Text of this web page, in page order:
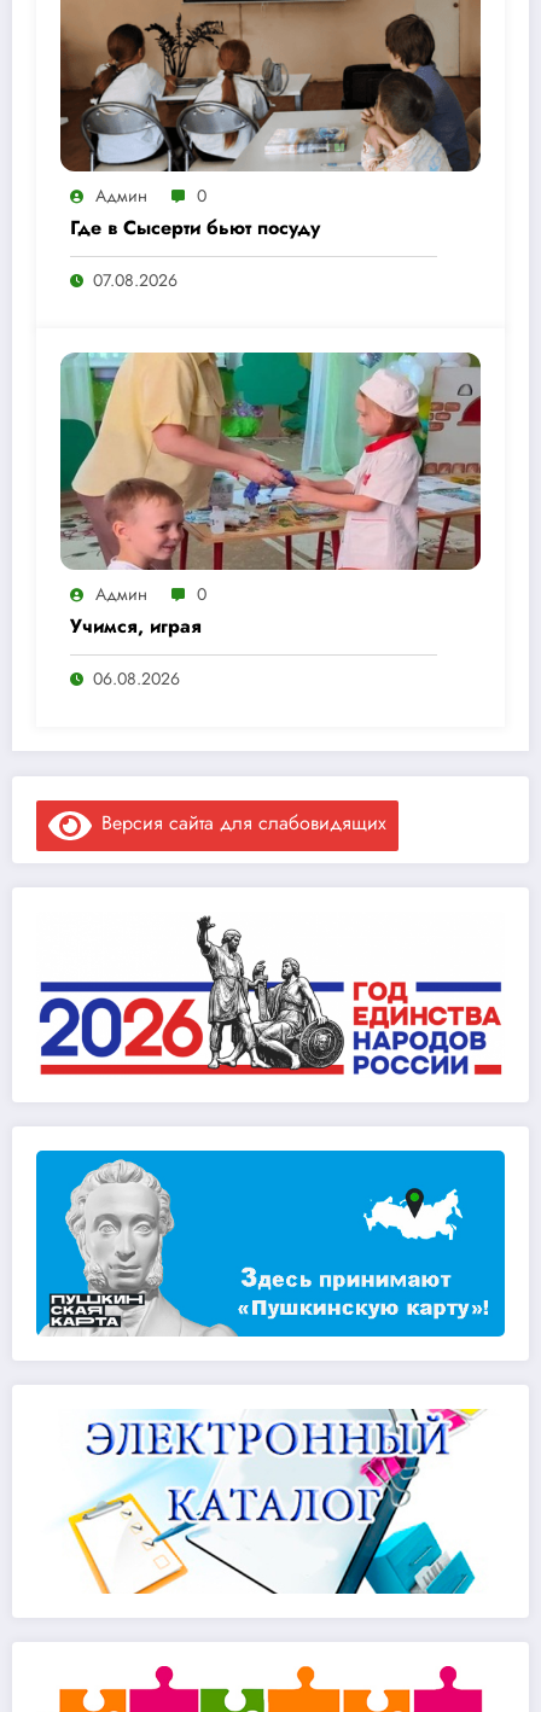
Админ 0
Где в Сысерти бьют посуду
07.08.2026
Админ 0
Учимся, играя
06.08.2026
Версия сайта для слабовидящих